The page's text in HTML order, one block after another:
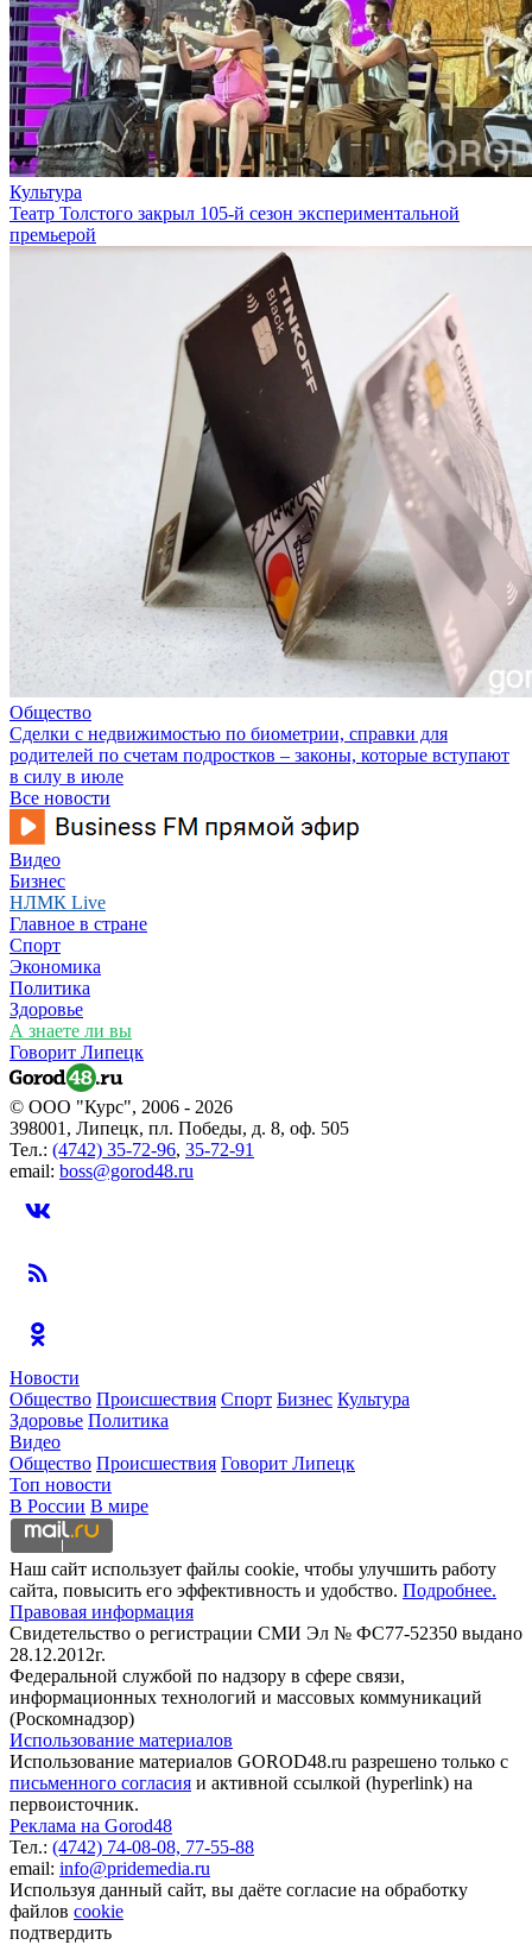
Культура
Театр Толстого закрыл 105-й сезон экспериментальной
премьерой
Общество
Сделки с недвижимостью по биометрии, справки для
родителей по счетам подростков – законы, которые вступают
в силу в июле
Все новости
Видео
Бизнес
НЛМК Live
Главное в стране
Спорт
Экономика
Политика
Здоровье
А знаете ли вы
Говорит Липецк
© ООО "Курс", 2006 - 2026
398001, Липецк, пл. Победы, д. 8, оф. 505
Тел.: (4742) 35-72-96, 35-72-91
email: boss@gorod48.ru
Новости
Общество Происшествия Спорт Бизнес Культура
Здоровье Политика
Видео
Общество Происшествия Говорит Липецк
Топ новости
В России В мире
Наш сайт использует файлы cookie, чтобы улучшить работу
сайта, повысить его эффективность и удобство. Подробнее.
Правовая информация
Свидетельство о регистрации СМИ Эл № ФС77-52350 выдано
28.12.2012г.
Федеральной службой по надзору в сфере связи,
информационных технологий и массовых коммуникаций
(Роскомнадзор)
Использование материалов
Использование материалов GOROD48.ru разрешено только с
письменного согласия и активной ссылкой (hyperlink) на
первоисточник.
Реклама на Gorod48
Тел.: (4742) 74-08-08, 77-55-88
email: info@pridemedia.ru
Используя данный сайт, вы даёте согласие на обработку
файлов cookie
подтвердить